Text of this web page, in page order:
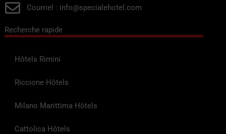
Courriel : info@specialehotel.com
Recherche rapide
Hôtels Rimini
Riccione Hôtels
Milano Marittima Hôtels
Cattolica Hôtels